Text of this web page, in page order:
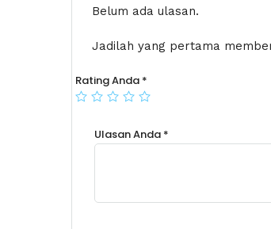
Belum ada ulasan.
Jadilah yang pertama
Rating Anda *
Ulasan Anda *